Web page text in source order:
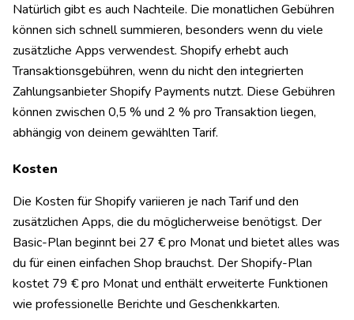
Natürlich gibt es auch Nachteile. Die monatlichen Gebühren
können sich schnell summieren, besonders wenn du viele
zusätzliche Apps verwendest. Shopify erhebt auch
Transaktionsgebühren, wenn du nicht den integrierten
Zahlungsanbieter Shopify Payments nutzt. Diese Gebühren
können zwischen 0,5 % und 2 % pro Transaktion liegen,
abhängig von deinem gewählten Tarif.
Kosten
Die Kosten für Shopify variieren je nach Tarif und den
zusätzlichen Apps, die du möglicherweise benötigst. Der
Basic-Plan beginnt bei 27 € pro Monat und bietet alles was
du für einen einfachen Shop brauchst. Der Shopify-Plan
kostet 79 € pro Monat und enthält erweiterte Funktionen
wie professionelle Berichte und Geschenkkarten.